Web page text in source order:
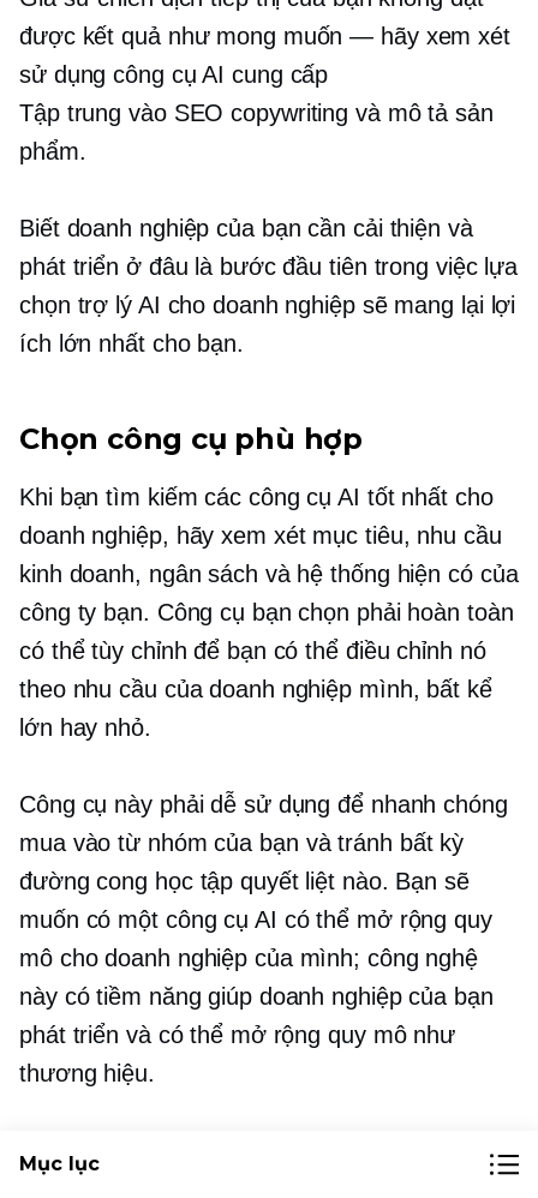
được kết quả như mong muốn — hãy xem xét
sử dụng công cụ AI cung cấp
Tập trung vào SEO copywriting và mô tả sản
phẩm.
Biết doanh nghiệp của bạn cần cải thiện và
phát triển ở đâu là bước đầu tiên trong việc lựa
chọn trợ lý AI cho doanh nghiệp sẽ mang lại lợi
ích lớn nhất cho bạn.
Chọn công cụ phù hợp
Khi bạn tìm kiếm các công cụ AI tốt nhất cho
doanh nghiệp, hãy xem xét mục tiêu, nhu cầu
kinh doanh, ngân sách và hệ thống hiện có của
công ty bạn. Công cụ bạn chọn phải hoàn toàn
có thể tùy chỉnh để bạn có thể điều chỉnh nó
theo nhu cầu của doanh nghiệp mình, bất kể
lớn hay nhỏ.
Công cụ này phải dễ sử dụng để nhanh chóng
mua vào từ nhóm của bạn và tránh bất kỳ
đường cong học tập quyết liệt nào. Bạn sẽ
muốn có một công cụ AI có thể mở rộng quy
mô cho doanh nghiệp của mình; công nghệ
này có tiềm năng giúp doanh nghiệp của bạn
phát triển và có thể mở rộng quy mô như
thương hiệu.
Cuối cùng, hãy khám phá mọi hỗ trợ (đào tạo
Mục lục